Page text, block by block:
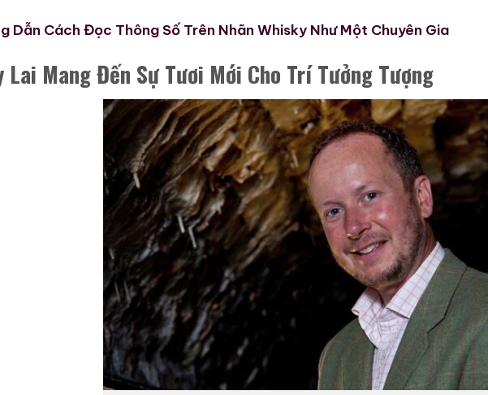
Dẫn Cách Đọc Thông Số Trên Nhãn Whisky Như Một Chuyên Gia
Lai Mang Đến Sự Tươi Mới Cho Trí Tưởng Tượng